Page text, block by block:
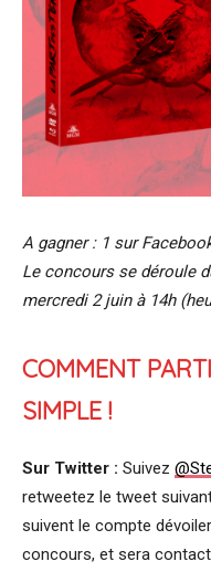
A gagner : 1 sur
Le concours se déroule
mercredi 2 juin à 14h
COMMENT
SIMPLE !
Sur Twitter : Suivez
retweetez le tweet
suivent le compte
concours, et sera